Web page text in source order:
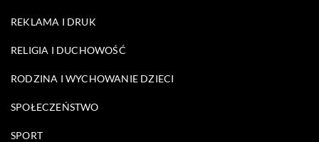
REKLAMA I DRUK
RELIGIA I DUCHOWOŚĆ
RODZINA I WYCHOWANIE DZIECI
SPOŁECZEŃSTWO
SPORT